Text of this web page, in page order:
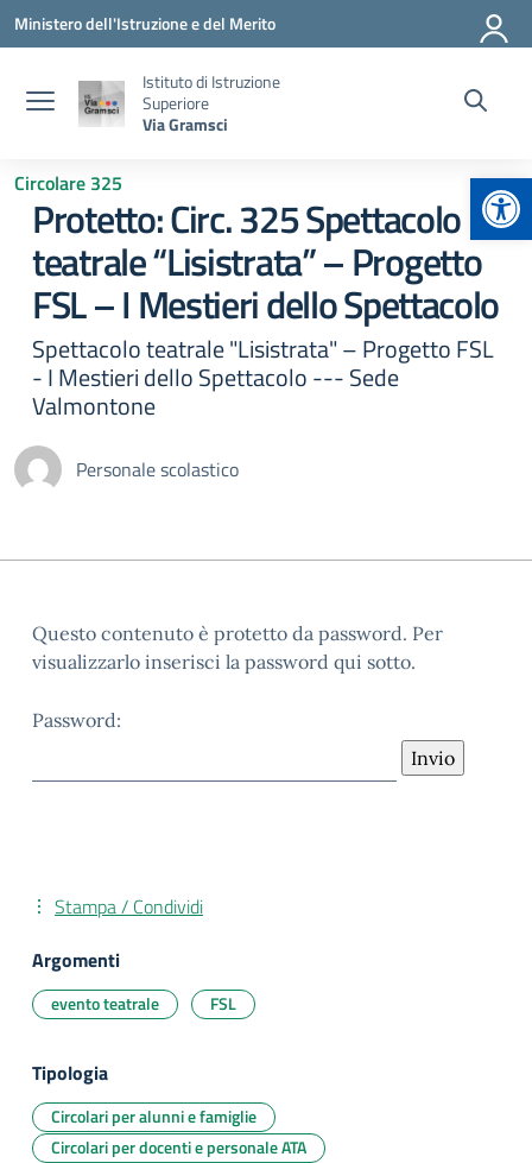
Vai ai contenuti
Vai al menu di navigazione
Vai al footer
Ministero dell'Istruzione e del Merito
Istituto di Istruzione
Superiore
Via Gramsci
Circolare 325
Protetto: Circ. 325 Spettacolo
teatrale “Lisistrata” – Progetto
FSL – I Mestieri dello Spettacolo
Spettacolo teatrale "Lisistrata" – Progetto FSL
- I Mestieri dello Spettacolo --- Sede
Valmontone
Personale scolastico
Questo contenuto è protetto da password. Per
visualizzarlo inserisci la password qui sotto.
Password:
Stampa / Condividi
Argomenti
evento teatrale FSL
Tipologia
Circolari per alunni e famiglie
Circolari per docenti e personale ATA